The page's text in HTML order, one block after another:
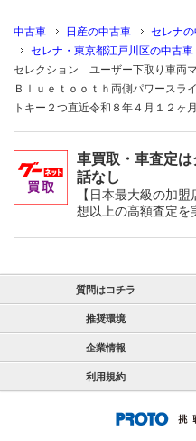
中古車 日産の中古車 セレナ
セレナ・東京都江戸川区の中古車
セレクション ユーザー下取り車両
Ｂｌｕｅｔｏｏｔｈ両側パワースラ
トキー２つ直近令和８年４月１２ヶ
車買取・車査定
話なし
【日本最大級の加
想以上の高額査定を
質問はコチラ
推奨環境
企業情報
利用規約